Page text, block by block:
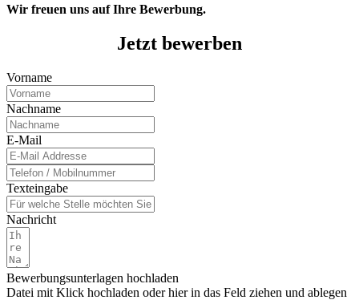
Wir freuen uns auf Ihre Bewerbung.
Jetzt bewerben
Vorname
Nachname
E-Mail
Texteingabe
Nachricht
Bewerbungsunterlagen hochladen
Datei mit Klick hochladen oder hier in das Feld ziehen und ablegen